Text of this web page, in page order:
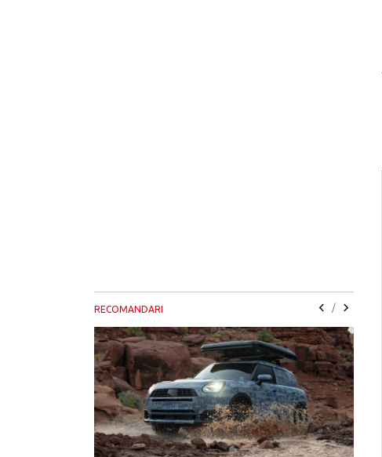
RECOMANDARI /